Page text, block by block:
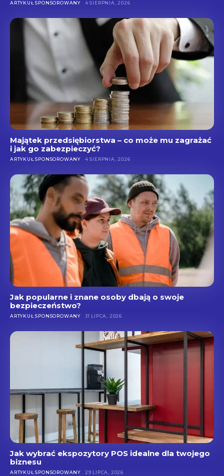
ARTYKUŁ SPONSOROWANY 4 SIERPNIA, 2026
Majątek przedsiębiorstwa – co może mu zagrażać
i jak go zabezpieczyć?
ARTYKUŁ SPONSOROWANY 4 SIERPNIA, 2026
Jak popularne i znane osoby dbają o swoje
bezpieczeństwo?
ARTYKUŁ SPONSOROWANY 31 LIPCA, 2026
Jak wybrać ekspozytory POS idealne dla twojego
biznesu
ARTYKUŁ SPONSOROWANY 29 LIPCA, 2026